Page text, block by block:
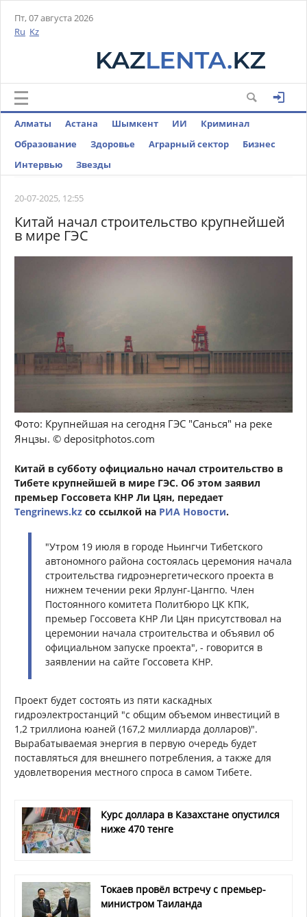
Пт, 07 августа 2026
Ru Kz
Алматы Астана Шымкент ИИ
Криминал
Образование
Здоровье Аграрный сектор
Бизнес
Интервью
Звезды
20-07-2025, 12:55
Китай начал строительство крупнейшей
в мире ГЭС
Фото: Крупнейшая на сегодня ГЭС "Санься" на реке
Янцзы. ©️ depositphotos.com
Китай в субботу официально начал строительство в
Тибете крупнейшей в мире ГЭС. Об этом заявил
премьер Госсовета КНР Ли Цян, передает
Tengrinews.kz со ссылкой на РИА Новости.
"Утром 19 июля в городе Ньингчи Тибетского
автономного района состоялась церемония начала
строительства гидроэнергетического проекта в
нижнем течении реки Ярлунг-Цангпо. Член
Постоянного комитета Политбюро ЦК КПК,
премьер Госсовета КНР Ли Цян присутствовал на
церемонии начала строительства и объявил об
официальном запуске проекта", - говорится в
заявлении на сайте Госсовета КНР.
Проект будет состоять из пяти каскадных
гидроэлектростанций "с общим объемом инвестиций в
1,2 триллиона юаней (167,2 миллиарда долларов)".
Вырабатываемая энергия в первую очередь будет
поставляться для внешнего потребления, а также для
удовлетворения местного спроса в самом Тибете.
Курс доллара в Казахстане опустился
ниже 470 тенге
Токаев провёл встречу с премьер-
министром Таиланда